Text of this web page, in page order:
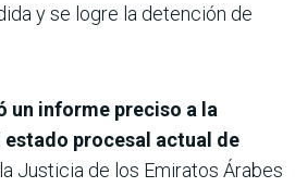
y se logre la detención de
un informe preciso a la
procesal actual de
Justicia de los Emiratos Árabes